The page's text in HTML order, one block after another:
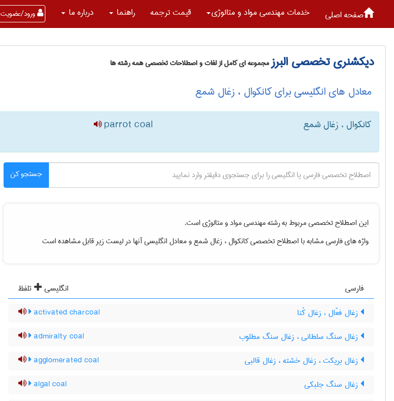
صفحه اصلی خدمات مهندسی مواد و متالوژی قیمت ترجمه راهنما درباره ما ورود/عضویت
دیکشنری تخصصی البرزمجموعه ای کامل از لغات و اصطلاحات تخصصی همه رشته ها
معادل های انگلیسی برای کانکوال ، زغال شمع
کانکوال ، زغال شمع parrot coal
جستجو کن
این اصطلاح تخصصی مربوط به رشتهمهندسی مواد و متالوژیاست.
واژه های فارسی مشابه با اصطلاح تخصصیکانکوال ، زغال شمعو معادل انگلیسی آنها در لیست زیر قابل مشاهده است
فارسی انگلیسی
تلفظ
زغال فعّال ، زغال کُنا
activated charcoal
زغال سنگ سلطانی ، زغال سنگ مطلوب admiralty coal
زغال بریکت ، زغال خشته ، زغال قالبی agglomerated coal
زغال سنگ جلبکی algal coal